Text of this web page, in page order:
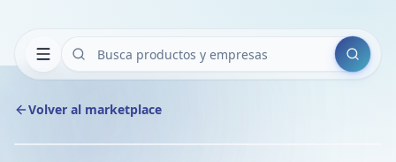
Buscar
Volver al marketplace